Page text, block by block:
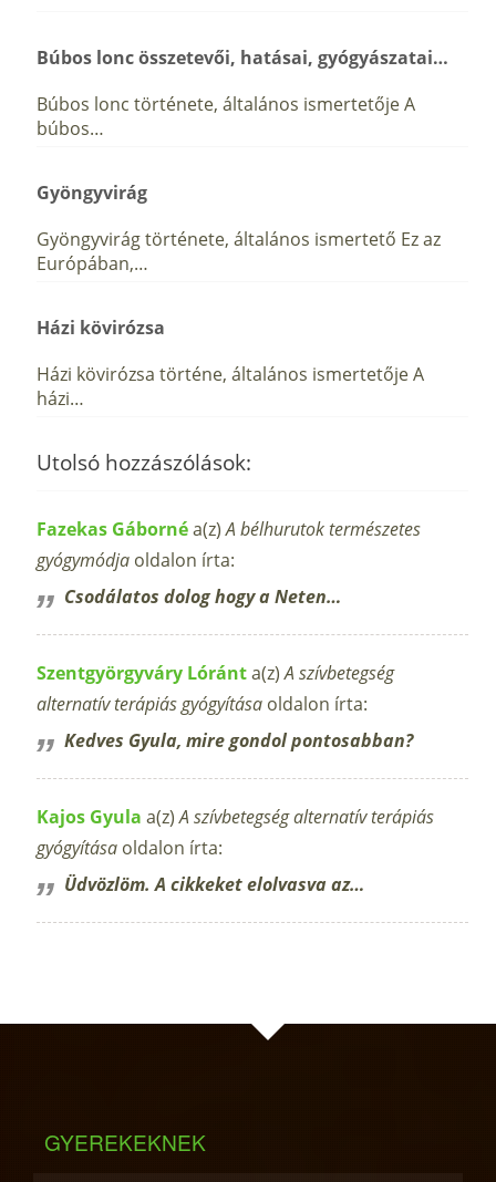
Búbos lonc összetevői, hatásai, gyógyászatai…
Búbos lonc története, általános ismertetője A
búbos…
Gyöngyvirág
Gyöngyvirág története, általános ismertető Ez az
Európában,…
Házi kövirózsa
Házi kövirózsa történe, általános ismertetője A
házi…
Utolsó hozzászólások:
Fazekas Gábornéa(z)A bélhurutok természetes
gyógymódja oldalon írta:
Csodálatos dolog hogy a Neten…
Szentgyörgyváry Lóránta(z)A szívbetegség
alternatív terápiás gyógyítása oldalon írta:
Kedves Gyula, mire gondol pontosabban?
Kajos Gyula a(z)A szívbetegség alternatív terápiás
gyógyítása oldalon írta:
Üdvözlöm. A cikkeket elolvasva az…
GYEREKEKNEK